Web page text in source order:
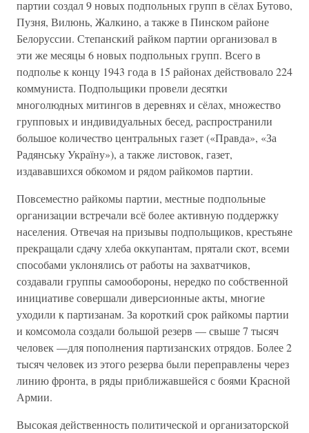
партии создал 9 новых подпольных групп в сёлах Бутово,
Пузня, Вилюнь, Жалкино, а также в Пинском районе
Белоруссии. Степанский райком партии организовал в
эти же месяцы 6 новых подпольных групп. Всего в
подполье к концу 1943 года в 15 районах действовало 224
коммуниста. Подпольщики провели десятки
многолюдных митингов в деревнях и сёлах, множество
групповых и индивидуальных бесед, распространили
большое количество центральных газет («Правда», «За
Радянську Україну»), а также листовок, газет,
издававшихся обкомом и рядом райкомов партии.
Повсеместно райкомы партии, местные подпольные
организации встречали всё более активную поддержку
населения. Отвечая на призывы подпольщиков, крестьяне
прекращали сдачу хлеба оккупантам, прятали скот, всеми
способами уклонялись от работы на захватчиков,
создавали группы самообороны, нередко по собственной
инициативе совершали диверсионные акты, многие
уходили к партизанам. За короткий срок райкомы партии
и комсомола создали большой резерв — свыше 7 тысяч
человек —для пополнения партизанских отрядов. Более 2
тысяч человек из этого резерва были переправлены через
линию фронта, в ряды приближавшейся с боями Красной
Армии.
Высокая действенность политической и организаторской